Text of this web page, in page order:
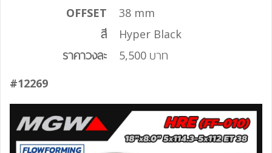
OFFSET
38 mm
สี
Hyper Black
ราคาวงละ
5,500 บาท
#12269